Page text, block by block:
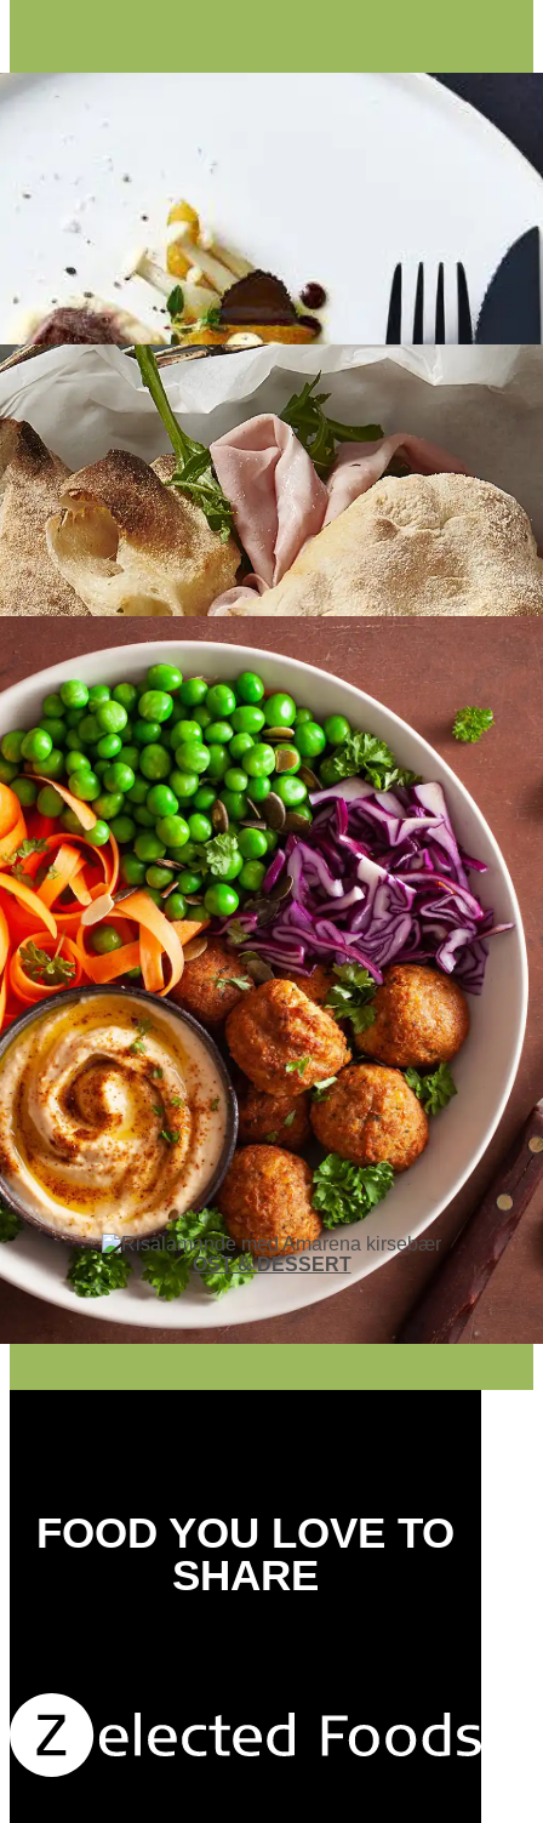
OST & DESSERT
FOOD YOU LOVE TO
SHARE